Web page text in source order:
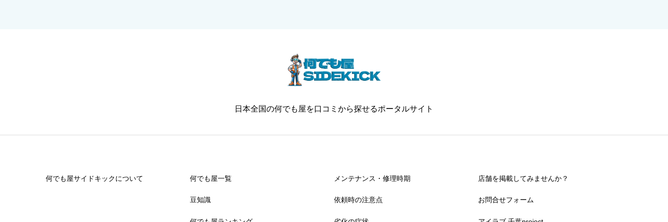
日本全国の何でも屋を口コミから探せるポータルサイト
何でも屋サイドキックについて 何でも屋一覧
豆知識
メンテナンス・修理時期
依頼時の注意点
店舗を掲載してみませんか？
お問合せフォーム